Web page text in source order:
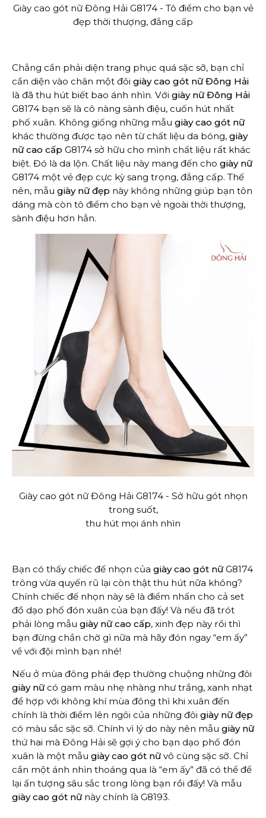
Giày cao gót nữ Đông Hải G8174 - Tô điểm cho bạn vẻ
đẹp thời thượng, đẳng cấp
Chẳng cần phải diện trang phục quá sặc sỡ, bạn chỉ
cần diện vào chân một đôi giày cao gót nữ Đông Hải
là đã thu hút biết bao ánh nhìn. Với giày nữ Đông Hải
G8174 bạn sẽ là cô nàng sành điệu, cuốn hút nhất
phố xuân. Không giống những mẫu giày cao gót nữ
khác thường được tạo nên từ chất liệu da bóng, giày
nữ cao cấp G8174 sở hữu cho mình chất liệu rất khác
biệt. Đó là da lộn. Chất liệu này mang đến cho giày nữ
G8174 một vẻ đẹp cực kỳ sang trọng, đẳng cấp. Thế
nên, mẫu giày nữ đẹp này không những giúp bạn tôn
dáng mà còn tô điểm cho bạn vẻ ngoài thời thượng,
sành điệu hơn hẳn.
Giày cao gót nữ Đông Hải G8174 - Sở hữu gót nhọn
trong suốt,
thu hút mọi ánh nhìn
Bạn có thấy chiếc đế nhọn của giày cao gót nữG8174
trông vừa quyến rũ lại còn thật thu hút nữa không?
Chính chiếc đế nhọn này sẽ là điểm nhấn cho cả set
đồ dạo phố đón xuân của bạn đấy! Và nếu đã trót
phải lòng mẫu giày nữ cao cấp, xinh đẹp này rồi thì
bạn đừng chần chờ gì nữa mà hãy đón ngay “em ấy”
về với đội mình bạn nhé!
Nếu ở mùa đông phái đẹp thường chuộng những đôi
giày nữcó gam màu nhẹ nhàng như trắng, xanh nhạt
để hợp với không khí mùa đông thì khi xuân đến
chính là thời điểm lên ngôi của những đôi giày nữ đẹp
có màu sắc sặc sỡ. Chính vì lý do này nên mẫu giày nữ
thứ hai mà Đông Hải sẽ gợi ý cho bạn dạo phố đón
xuân là một mẫu giày cao gót nữvô cùng sặc sỡ. Chỉ
cần một ánh nhìn thoáng qua là “em ấy” đã có thể để
lại ấn tượng sâu sắc trong lòng bạn rồi đấy! Và mẫu
giày cao gót nữnày chính là G8193.